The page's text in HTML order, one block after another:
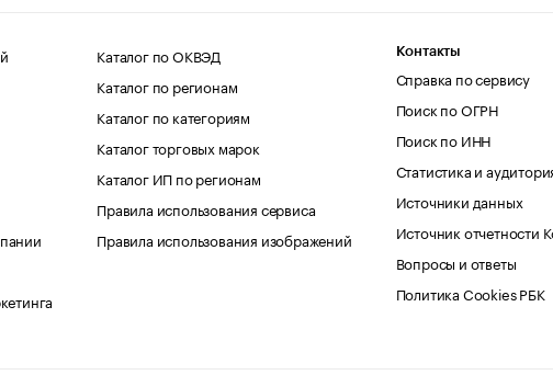
Каталог по ОКВЭД
Каталог по регионам
Каталог по категориям
Каталог торговых марок
Каталог ИП по регионам
Правила использования сервиса
Правила использования изображений
Контакты
Справка по сервису
Поиск по ОГРН
Поиск по ИНН
Статистика и
Источники данных
Источник отчетности
Вопросы и ответы
Политика Cookies РБК